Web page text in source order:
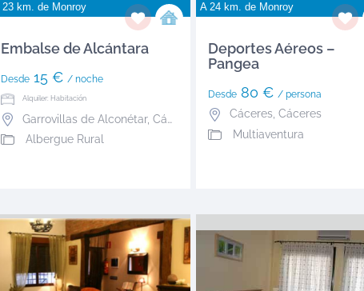
23 km. de Monroy
Embalse de Alcántara
Desde 15 € / noche
Alquiler: Habitación
Garrovillas de Alconétar, Cáceres
Albergue Rural
A 24 km. de Monroy
Deportes Aéreos –
Pangea
Desde80 € / persona
Cáceres, Cáceres
Multiaventura